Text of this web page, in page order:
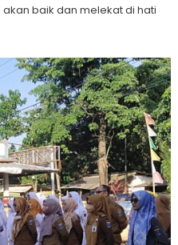
baik dan melekat di hati